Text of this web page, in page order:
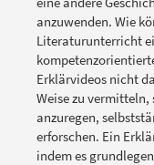
anzuwenden. Wie
Literaturunterricht
Erklärvideos nicht
Weise zu
anzuregen,
erforschen. Ein
indem es